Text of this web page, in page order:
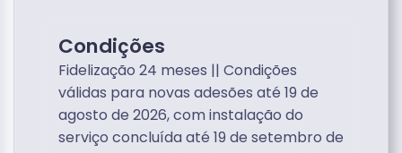
Condições
Fidelização 24 meses || Condições
válidas para novas adesões até 19 de
agosto de 2026, com instalação do
serviço concluída até 19 de setembro de